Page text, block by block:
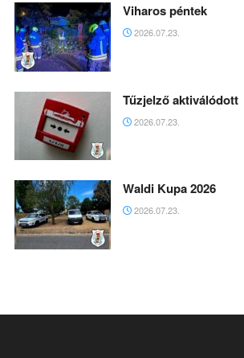
Viharos péntek
2026.07.23.
Tűzjelző aktiválódott
2026.07.23.
Waldi Kupa 2026
2026.07.23.